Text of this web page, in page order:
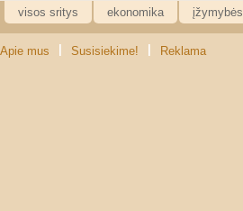
visos sritys ekonomika įžymybės
Apie mus Susisiekime! Reklama